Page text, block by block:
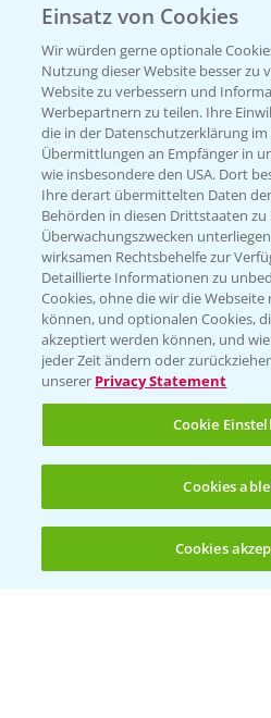
Beratung auf
T.+49 (0)174 346
KONTAKT
Hilfe in Notfällen
T.+49 (0)214/30-
Folgen
Allgemeine Nutzungsbedingungen
Impressum
Gebrauchshinweise
Einsatz von Cookies
Wir würden gerne optionale
Nutzung dieser Website besser zu
Website zu verbessern und
Werbepartnern zu teilen. Ihre
die in der Datenschutzerklärung
Übermittlungen an Empfänger in
wie insbesondere den USA. Dort
Ihre derart übermittelten Daten
Behörden in diesen Drittstaaten
Überwachungszwecken
wirksamen Rechtsbehelfe zur
Detaillierte Informationen zu
Cookies, ohne die wir die
können, und optionalen Cookies,
akzeptiert werden können, und
jeder Zeit ändern oder
unserer Privacy Statement
Cookie
Cookies
Cookies